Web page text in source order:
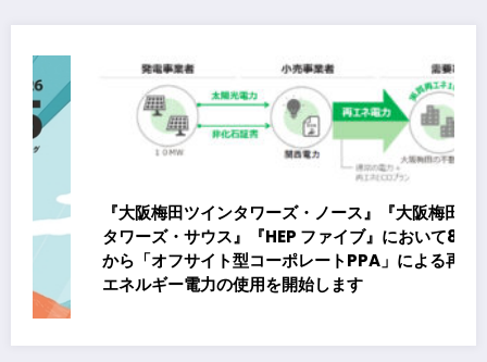
『大阪梅田ツインタワーズ・ノース』『大阪梅田ツイン
タワーズ・サウス』『HEP ファイブ』において8月下旬
から「オフサイト型コーポレートPPA」による再生可能
エネルギー電力の使用を開始します